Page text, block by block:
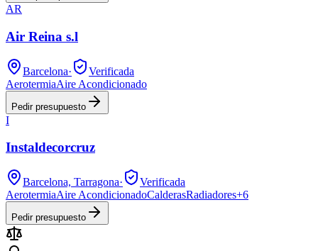
AR
Air Reina s.l
Barcelona·
Verificada
AerotermiaAire Acondicionado
Pedir presupuesto
I
Instaldecorcruz
Barcelona, Tarragona·
Verificada
AerotermiaAire AcondicionadoCalderasRadiadores+6
Pedir presupuesto